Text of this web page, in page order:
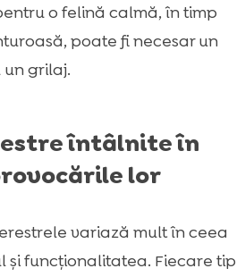
o felină calmă, în timp
poate fi necesar un
grilaj.
întâlnite în
lor
variază mult în ceea
și funcționalitatea. Fiecare tip